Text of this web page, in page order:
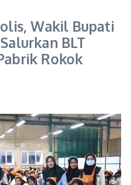
Wakil Bupati
BLT
Rokok